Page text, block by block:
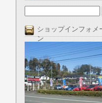
ショップインフォメ
ン